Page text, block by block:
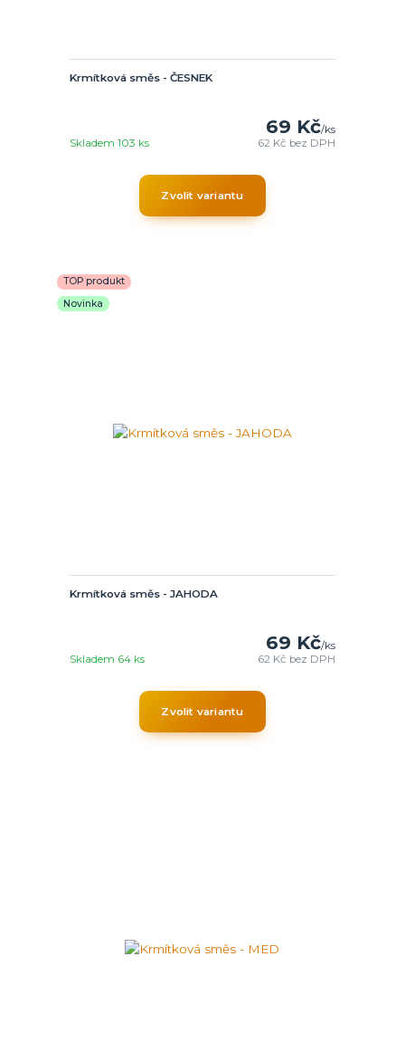
Krmítková směs - ČESNEK
69 Kč/ks
62 Kč bez DPH
Skladem 103 ks
Zvolit variantu
TOP produkt
Novinka
Krmítková směs - JAHODA
69 Kč/ks
62 Kč bez DPH
Skladem 64 ks
Zvolit variantu